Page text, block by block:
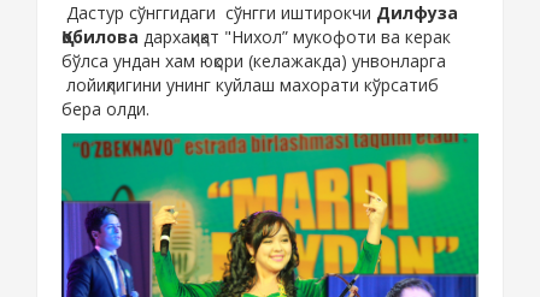
Дастур сўнггидаги сўнгги иштирокчи Дилфуза
Қобилова дархақиқат "Нихол” мукофоти ва керак
бўлса ундан хам юқори (келажакда) унвонларга
лойиқлигини унинг куйлаш махорати кўрсатиб
бера олди.